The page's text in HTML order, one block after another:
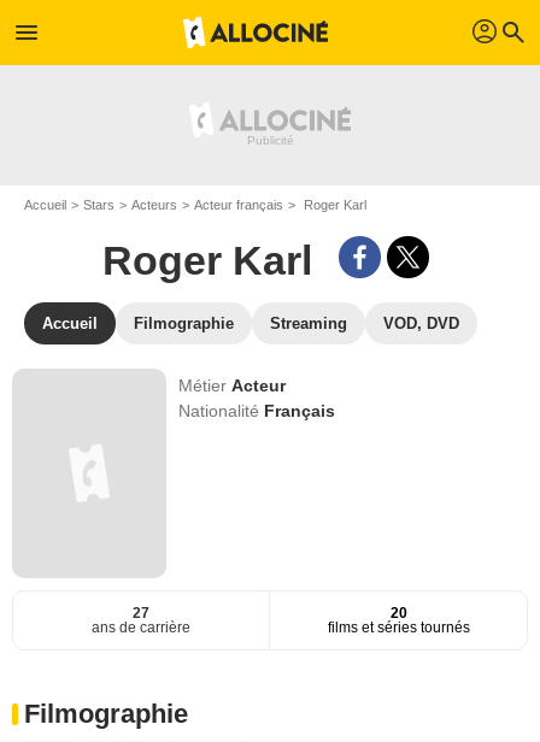
menu profil search
Accueil Stars Acteurs Acteur français Roger Karl
Roger Karl
Accueil Filmographie Streaming VOD, DVD
MétierActeur
Nationalité Français
27
ans de carrière
20
films et séries tournés
Filmographie